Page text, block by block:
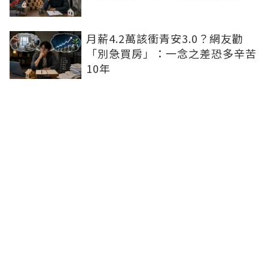
月薪4.2萬該衝青安3.0？網友勸
「別急買房」：一念之差恐多辛苦
10年